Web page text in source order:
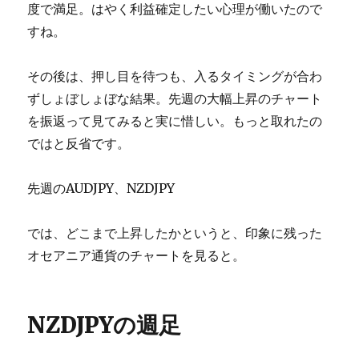
度で満足。はやく利益確定したい心理が働いたので
すね。
その後は、押し目を待つも、入るタイミングが合わ
ずしょぼしょぼな結果。先週の大幅上昇のチャート
を振返って見てみると実に惜しい。もっと取れたの
ではと反省です。
先週のAUDJPY、NZDJPY
では、どこまで上昇したかというと、印象に残った
オセアニア通貨のチャートを見ると。
NZDJPYの週足